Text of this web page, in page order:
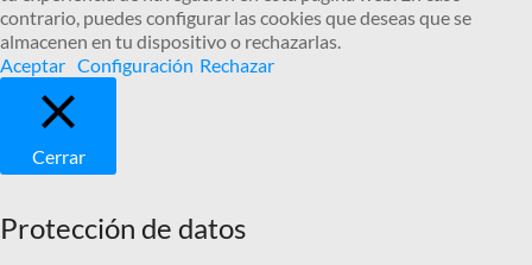
contrario, puedes configurar las cookies que deseas que se
almacenen en tu dispositivo o rechazarlas.
Aceptar Configuración Rechazar
Cerrar
Protección de datos